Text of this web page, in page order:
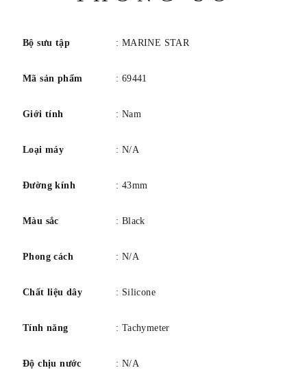
Quay số màu Màu vàng
Chức năng viền
Đứng im
Tính năng đặc biệt
Đồng hồ bấm giờ, dạ quang, máy đo tốc
Chuyển động
Thạch anh
Bộ sưu tập : MARINE STAR
Mã sản phẩm : 69441
Giới tính : Nam
Loại máy : N/A
Đường kính : 43mm
Màu sắc : Black
Phong cách : N/A
Chất liệu dây : Silicone
Tính năng : Tachymeter
Độ chịu nước : N/A